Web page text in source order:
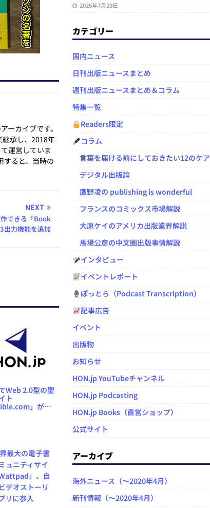
ーカイブです。
承し、2018年
運営していま
すると、当時の
NEXT
できる「Book
力機能を追加
Web 2.0型の聖
ト
」がベ
2026年7月29日
カテゴリー
国内ニュース
日刊出版ニュースまとめ
週刊出版ニュースまとめ＆コラム
特集一覧
Readers限定
コラム
言葉を届ける前にしておきたい12のケア
デジタル出版論
鷹野凌の publishing is wonderful
フランスのコミックス市場解説
大原ケイのアメリカ出版業界解説
馬場公彦の中文圏出版事情解説
インタビュー
イベントレポート
ぽっとら（Podcast Transcription）
記事広告
イベント
出版物
お知らせ
HON.jp YouTubeチャンネル
HON.jp Podcasting
HON.jp Books（直営ショップ）
公式サイト
アーカイブ
海外ニュース（～2020年4月）
新刊情報（～2020年4月）